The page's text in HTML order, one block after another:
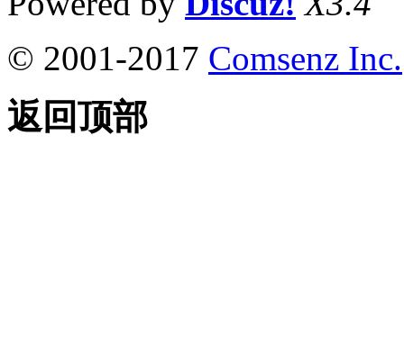
© 2001-2017 Comsenz Inc.
返回顶部